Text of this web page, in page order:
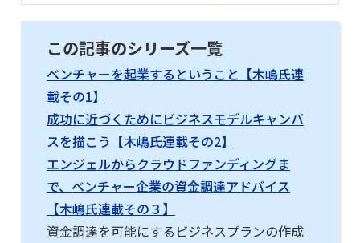
この記事のシリーズ一覧
ベンチャーを起業するということ【木嶋氏連
載その1】
成功に近づくためにビジネスモデルキャンバ
スを描こう【木嶋氏連載その2】
エンジェルからクラウドファンディングま
で、ベンチャー企業の資金調達アドバイス
【木嶋氏連載その３】
資金調達を可能にするビジネスプランの作成